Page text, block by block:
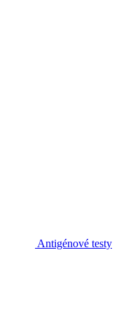
Antigénové testy